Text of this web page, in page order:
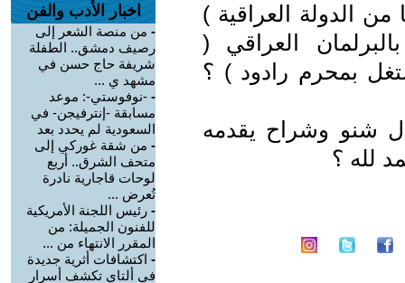
الدولة العراقية )
العراقي (
بمحرم رادود ) ؟
شنو وشراح يقدمه
لله ؟
اخبار الأدب والفن
- من منصة الشعر إلى
رصيف دمشق.. الطفلة
شريفة حاج حسن في
مشهد ي ...
- -نوفوستي-: موعد
مسابقة -إنترفيجن- في
السعودية لم يحدد بعد
- من شقة غوركي إلى
متحف الشرق.. أربع
لوحات قاجارية نادرة
تُعرض ...
- رئيس اللجنة الأمريكية
للفنون الجميلة: من
المقرر الانتهاء من ...
- اكتشافات أثرية جديدة
في ألتاي تكشف أسرار